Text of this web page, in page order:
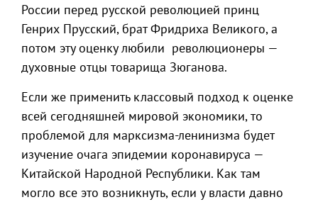
России перед русской революцией принц
Генрих Прусский, брат Фридриха Великого, а
потом эту оценку любили революционеры —
духовные отцы товарища Зюганова.
Если же применить классовый подход к оценке
всей сегодняшней мировой экономики, то
проблемой для марксизма-ленинизма будет
изучение очага эпидемии коронавируса —
Китайской Народной Республики. Как там
могло все это возникнуть, если у власти давно